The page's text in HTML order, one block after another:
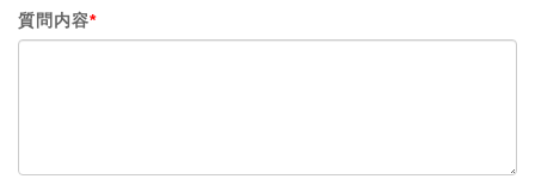
質問内容*